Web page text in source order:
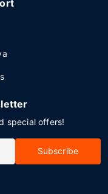
special offers!
Subscribe